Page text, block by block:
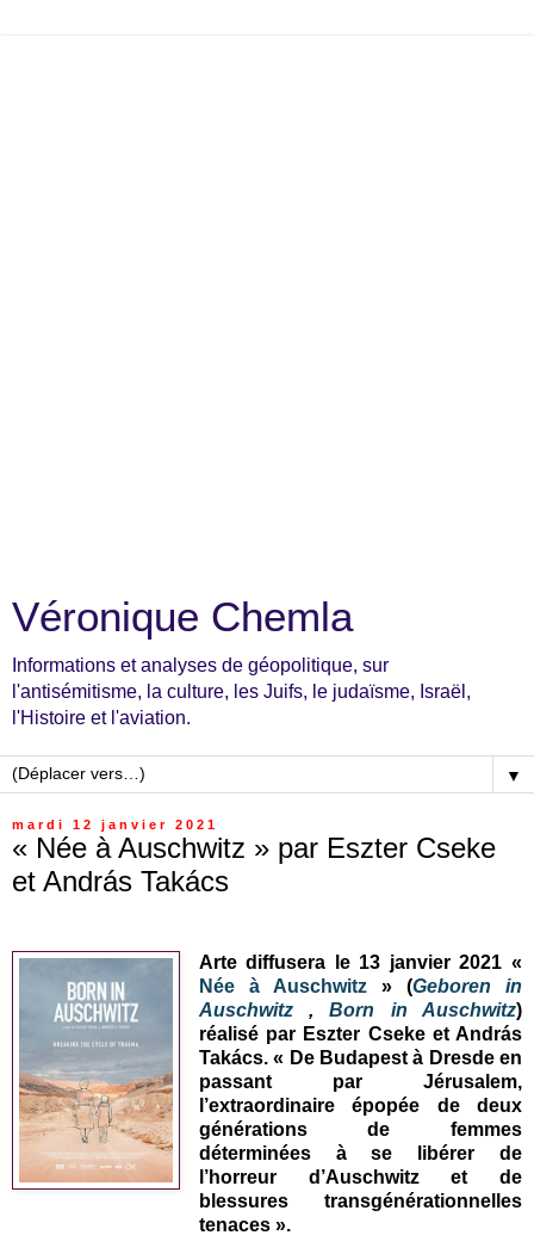
Véronique Chemla
Informations et analyses de géopolitique, sur
l'antisémitisme, la culture, les Juifs, le judaïsme, Israël,
l'Histoire et l'aviation.
▼
mardi 12 janvier 2021
« Née à Auschwitz » par Eszter Cseke
et András Takács
Arte diffusera le 13 janvier 2021 «
Née à Auschwitz» (Geboren in
Auschwitz,Born in Auschwitz)
réalisé par Eszter Cseke et András
Takács. « De Budapest à Dresde en
passant par Jérusalem,
l’extraordinaire épopée de deux
générations de femmes
déterminées à se libérer de
l’horreur d’Auschwitz et de
blessures transgénérationnelles
tenaces ».